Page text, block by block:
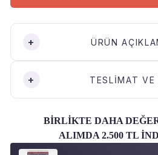
ÜRÜN
TESLİMAT VE
BİRLİKTE DAHA
ALIMDA 2.500 TL
Use the Previous and Next buttons to